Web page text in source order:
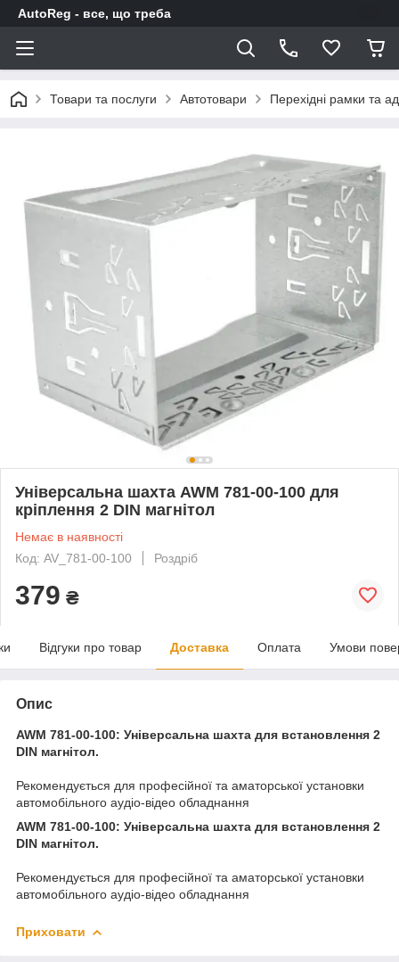
AutoReg - все, що треба
Товари та послуги Автотовари Перехідні рамки та
Універсальна шахта AWM 781-00-100 для
кріплення 2 DIN магнітол
Немає в наявності
Код: AV_781-00-100
Роздріб
379 ₴
Відгуки про товар Доставка Оплата Умови
Опис
AWM 781-00-100: Універсальна шахта для встановлення 2
DIN магнітол.
Рекомендується для професійної та аматорської установки
автомобільного аудіо-відео обладнання
AWM 781-00-100: Універсальна шахта для встановлення 2
DIN магнітол.
Рекомендується для професійної та аматорської установки
автомобільного аудіо-відео обладнання
Приховати